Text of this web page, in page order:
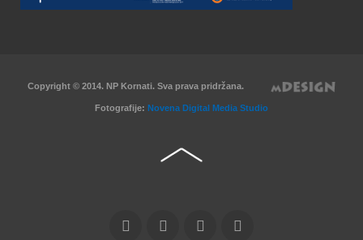
Copyright © 2014. NP Kornati. Sva prava pridržana.
Fotografije: Novena Digital Media Studio